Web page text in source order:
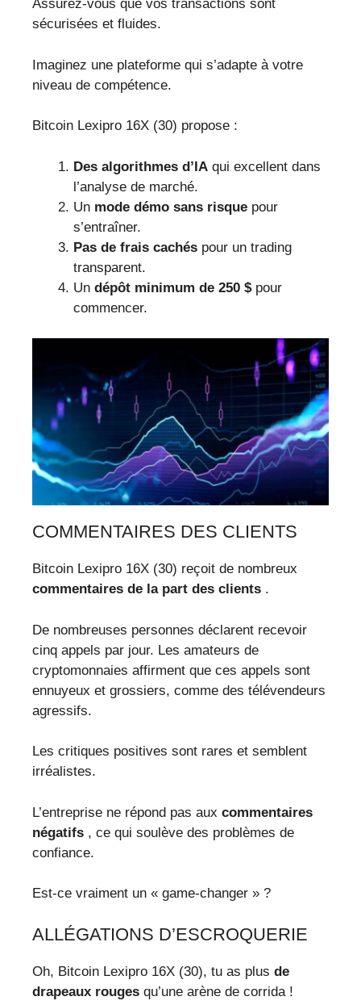
Assurez-vous que vos transactions sont
sécurisées et fluides.
Imaginez une plateforme qui s’adapte à votre
niveau de compétence.
Bitcoin Lexipro 16X (30) propose :
Des algorithmes d’IA qui excellent dans
l’analyse de marché.
Un mode démo sans risque pour
s’entraîner.
Pas de frais cachés pour un trading
transparent.
Un dépôt minimum de 250 $pour
commencer.
COMMENTAIRES DES CLIENTS
Bitcoin Lexipro 16X (30) reçoit de nombreux
commentaires de la part des clients .
De nombreuses personnes déclarent recevoir
cinq appels par jour. Les amateurs de
cryptomonnaies affirment que ces appels sont
ennuyeux et grossiers, comme des télévendeurs
agressifs.
Les critiques positives sont rares et semblent
irréalistes.
L’entreprise ne répond pas aux commentaires
négatifs , ce qui soulève des problèmes de
confiance.
Est-ce vraiment un « game-changer » ?
ALLÉGATIONS D’ESCROQUERIE
Oh, Bitcoin Lexipro 16X (30), tu as plus de
drapeaux rouges qu’une arène de corrida !